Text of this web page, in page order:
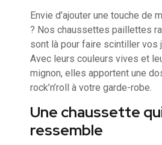
Envie d’ajouter une touche de
? Nos chaussettes paillettes
sont là pour faire scintiller vos
Avec leurs couleurs vives et
mignon, elles apportent une
rock’n’roll à votre garde-robe.
Une chaussette
ressemble